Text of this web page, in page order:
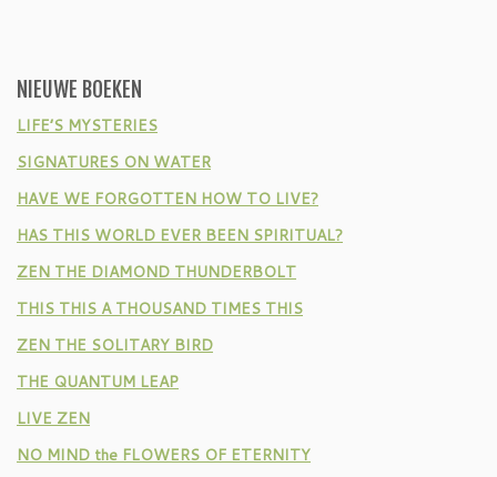
NIEUWE BOEKEN
LIFE’S MYSTERIES
SIGNATURES ON WATER
HAVE WE FORGOTTEN HOW TO LIVE?
HAS THIS WORLD EVER BEEN SPIRITUAL?
ZEN THE DIAMOND THUNDERBOLT
THIS THIS A THOUSAND TIMES THIS
ZEN THE SOLITARY BIRD
THE QUANTUM LEAP
LIVE ZEN
NO MIND the FLOWERS OF ETERNITY